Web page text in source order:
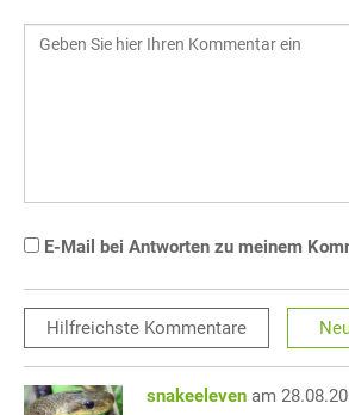
E-Mail bei Antworten zu meinem
Hilfreichste Kommentare
snakeeleven am